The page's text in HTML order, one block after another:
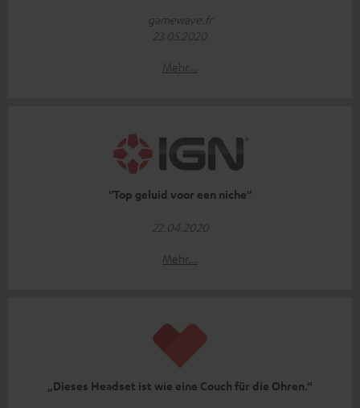
gamewave.fr
23.05.2020
Mehr...
''Top geluid voor een niche''
22.04.2020
Mehr...
„Dieses Headset ist wie eine Couch für die Ohren.“